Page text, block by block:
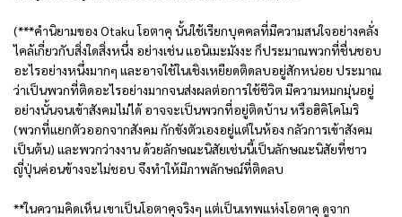
(***คำนิยามของ Otaku โอตาคุ นั้นใช้เรียกบุคคลที่มีความสนใจอย่างคลั่ง
ไคล้เกี่ยวกับสิ่งใดสิ่งหนึ่ง อย่างเช่น แอนิเมะมังงะ ก็ประมาณพวกที่ชื่นชอบ
อะไรอย่างหนึ่งมากๆ และอาจใช้ในเชิงเหยียดติดลบอยู่สักหน่อย ประมาณ
ว่าเป็นพวกที่ติดอะไรอย่างมากจนส่งผลต่อการใช้ชีวิต มีความหมกมุ่นอยู่
อย่างนั้นจนเข้าสังคมไม่ได้ อาจจะเป็นพวกที่อยู่ติดบ้าน หรือฮิคิโคโมริ
(พวกที่แยกตัวออกจากสังคม กักขังตัวเองอยู่แต่ในห้อง กลัวการเข้าสังคม
เป็นต้น) และพวกว่างงาน ด้วยลักษณะนิสัยเช่นนี้เป็นลักษณะนิสัยที่ชาว
ญี่ปุ่นค่อนข้างจะไม่ชอบ จึงทำให้มีภาพลักษณ์ที่ติดลบ
**ในความคิดเห็น เขาเป็นโอตาคุจริงๆ แต่เป็นเทพแห่งโอตาคุ ดูจาก